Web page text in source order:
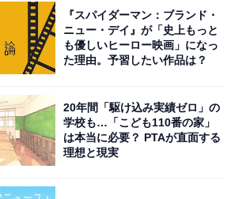
る姿が印象的ですよね。
んな話でも面白くしてくれそう。飲
タイプ（24歳男性）」「役者仲間
席でも盛り上げてくれる（20歳男
終止楽しそう（34歳女性）」などの
ました。
陽気になりそうなムロツヨシさん
『スパイダーマン：ブランド・
ニュー・デイ』が「史上もっと
も優しいヒーロー映画」になっ
た理由。予習したい作品は？
20年間「駆け込み実績ゼロ」の
学校も…「こども110番の家」
は本当に必要？ PTAが直面する
理想と現実